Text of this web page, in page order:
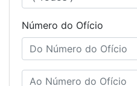
Número do Ofício